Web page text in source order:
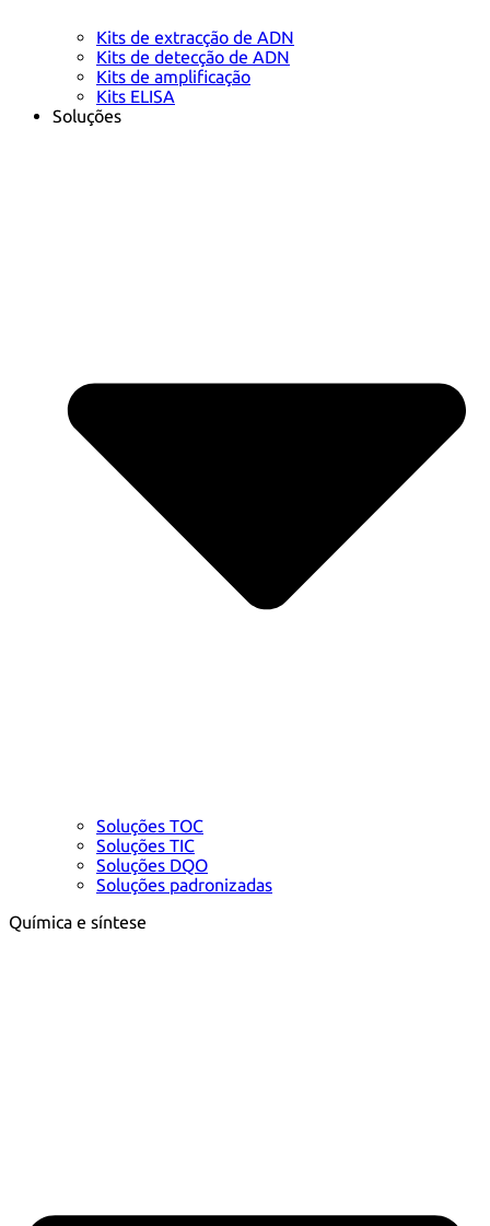
Kits de extracção de ADN
Kits de detecção de ADN
Kits de amplificação
Kits ELISA
Soluções
Soluções TOC
Soluções TIC
Soluções DQO
Soluções padronizadas
Química e síntese